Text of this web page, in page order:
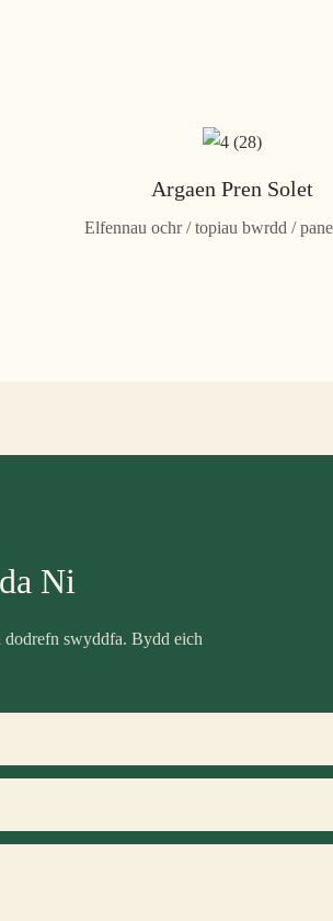
Argaen Pren Solet
Elfennau ochr / topiau bwrdd /
Ni
swyddfa. Bydd eich